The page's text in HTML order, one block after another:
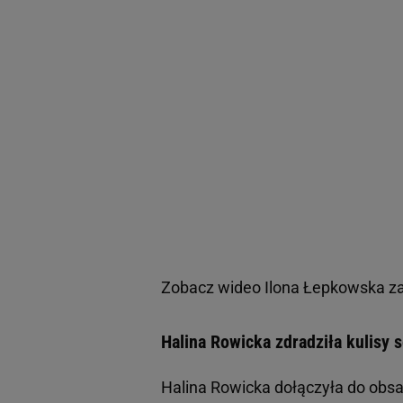
Zobacz wideo Ilona Łepkowska
Halina Rowicka zdradziła kulisy
Halina Rowicka dołączyła do